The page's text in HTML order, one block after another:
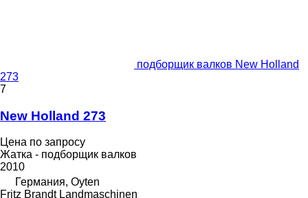
подборщик валков New Holland
273
7
New Holland 273
Цена по запросу
Жатка - подборщик валков
2010
Германия, Oyten
Fritz Brandt Landmaschinen